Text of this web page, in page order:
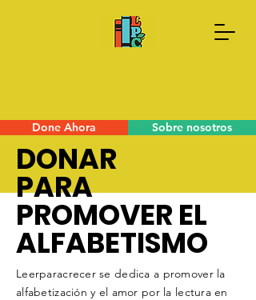
Done Ahora Sobre nosotros
DONAR
PARA
PROMOVER EL
ALFABETISMO
Leerparacrecer se dedica a promover la
alfabetización y el amor por la lectura en